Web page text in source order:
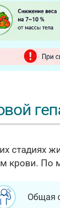
стадиях
крови. По
Общая